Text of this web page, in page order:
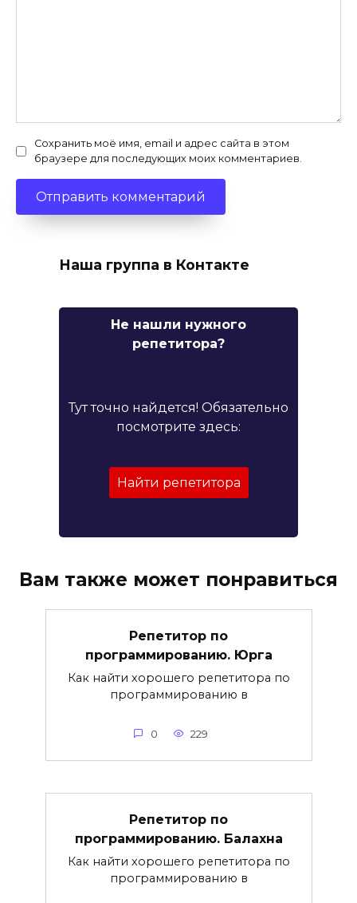
Сохранить моё имя, email и адрес сайта в этом
браузере для последующих моих комментариев.
Наша группа в Контакте
Не нашли нужного
репетитора?
Тут точно найдется! Обязательно
посмотрите здесь:
Найти репетитора
Вам также может понравиться
Репетитор по
программированию. Юрга
Как найти хорошего репетитора по
программированию в
0 229
Репетитор по
программированию. Балахна
Как найти хорошего репетитора по
программированию в